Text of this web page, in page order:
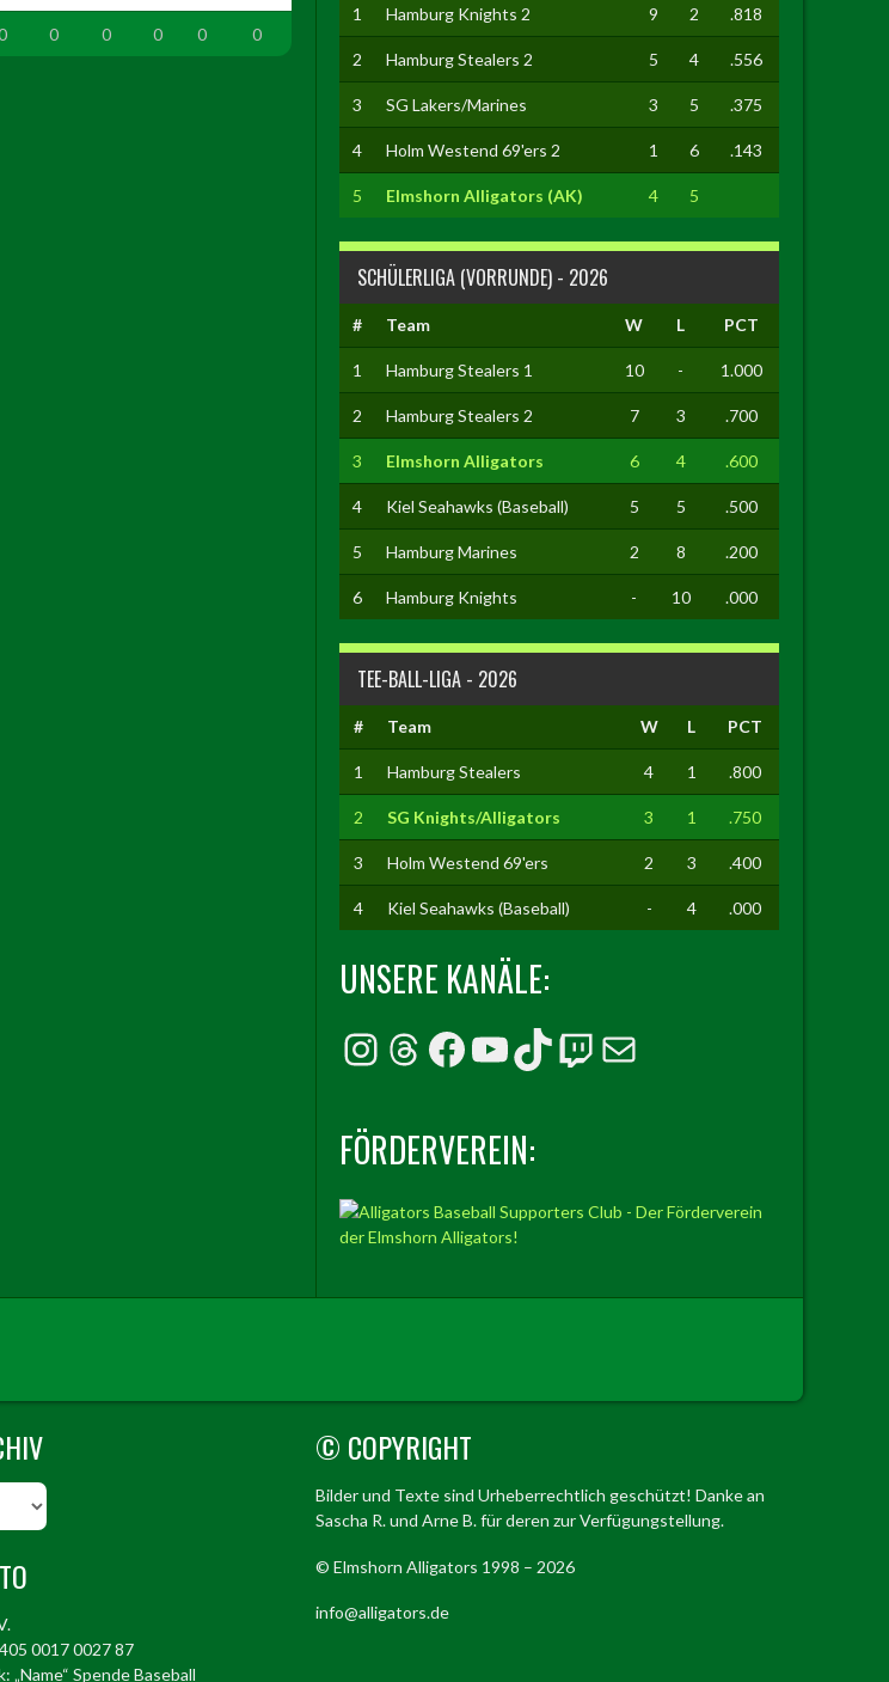
0 0 0 0 0
1 Hamburg Knights 2 9 2 .818
2 Hamburg Stealers 2 5 4 .556
3 SG Lakers/Marines 3 5 .375
4 Holm Westend 69'ers 2 1 6 .143
5 Elmshorn Alligators (AK) 4 5
SCHÜLERLIGA (VORRUNDE) - 2026
# Team W L PCT
1 Hamburg Stealers 1 10 - 1.000
2 Hamburg Stealers 2 7 3 .700
3 Elmshorn Alligators 6 4 .600
4 Kiel Seahawks (Baseball) 5 5 .500
5 Hamburg Marines 2 8 .200
6 Hamburg Knights - 10 .000
TEE-BALL-LIGA - 2026
# Team W L PCT
1 Hamburg Stealers 4 1 .800
2 SG Knights/Alligators 3 1 .750
3 Holm Westend 69'ers 2 3 .400
4 Kiel Seahawks (Baseball) - 4 .000
UNSERE KANÄLE:
Instagram
Threads
Facebook
YouTube
TikTok
Twitch
E-Mail
FÖRDERVEREIN:
0017 0027 87
„Name“ Spende Baseball
© COPYRIGHT
Bilder und Texte sind Urheberrechtlich geschützt! Danke an
Sascha R. und Arne B. für deren zur Verfügungstellung.
© Elmshorn Alligators 1998 – 2026
info@alligators.de